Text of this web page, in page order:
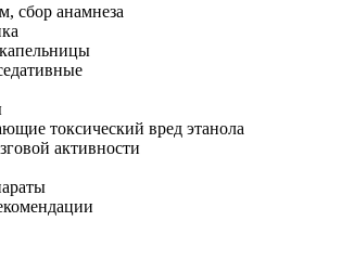
сбор анамнеза
токсический вред этанола
активности